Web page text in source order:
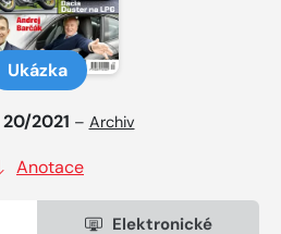
Ukázka
20/2021 – Archiv
Anotace
Elektronické